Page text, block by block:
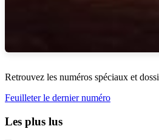
Retrouvez les numéros spéciaux et
Feuilleter le dernier numéro
Les plus lus